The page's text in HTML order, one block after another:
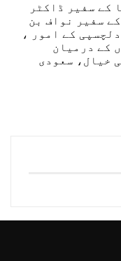
کے سفیر ڈاکٹر
سفیر نواف بن
کے امور ،
کے درمیان
خیال، سعودی